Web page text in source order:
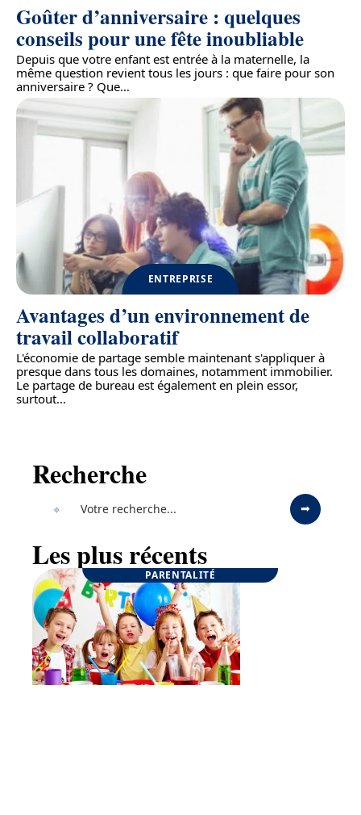
Goûter d’anniversaire : quelques
conseils pour une fête inoubliable
Depuis que votre enfant est entrée à la maternelle, la
même question revient tous les jours : que faire pour son
anniversaire ? Que…
ENTREPRISE
Avantages d’un environnement de
travail collaboratif
L'économie de partage semble maintenant s'appliquer à
presque dans tous les domaines, notamment immobilier.
Le partage de bureau est également en plein essor,
surtout…
Recherche
Les plus récents
PARENTALITÉ